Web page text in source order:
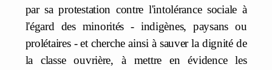
par sa protestation contre l'intolérance sociale à
l'égard des minorités - indigènes, paysans ou
prolétaires - et cherche ainsi à sauver la dignité de
la classe ouvrière, à mettre en évidence les